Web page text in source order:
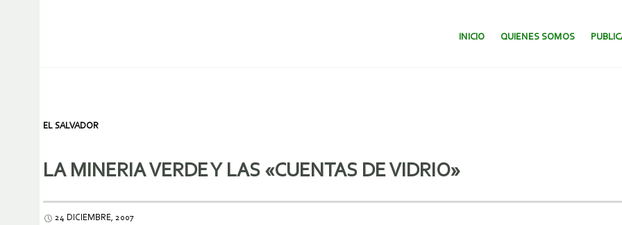
SALTAR AL CONTENIDO.
INICIO QUIENES SOMOS
EL SALVADOR
LA MINERIA VERDE Y LAS «CUENTAS DE VIDRIO»
24 DICIEMBRE, 2007